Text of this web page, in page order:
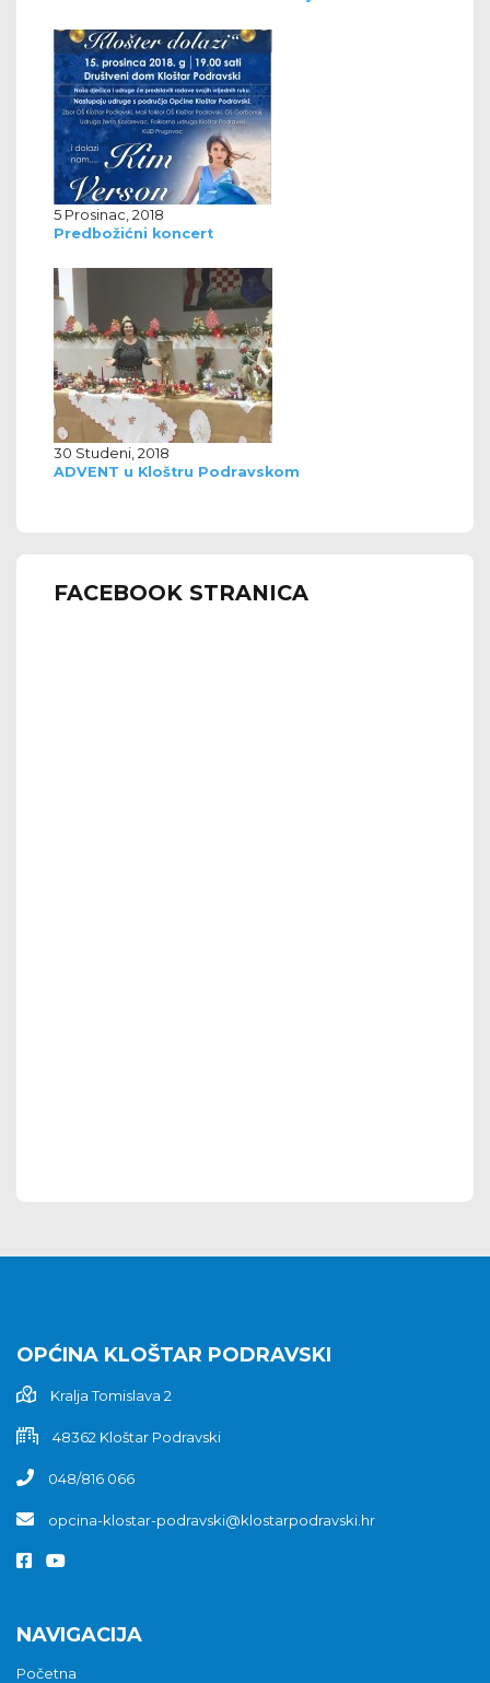
5 Prosinac, 2018
Predbožićni koncert
30 Studeni, 2018
ADVENT u Kloštru Podravskom
FACEBOOK STRANICA
OPĆINA KLOŠTAR PODRAVSKI
Kralja Tomislava 2
48362 Kloštar Podravski
048/816 066
opcina-klostar-podravski@klostarpodravski.hr
NAVIGACIJA
Početna